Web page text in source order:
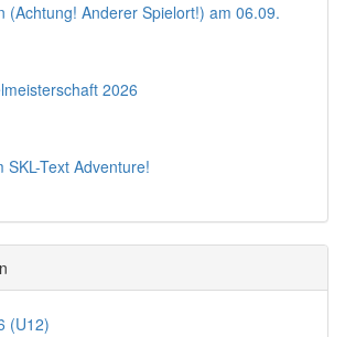
(Achtung! Anderer Spielort!) am 06.09.
2026
SKL-Text Adventure!
(U12)